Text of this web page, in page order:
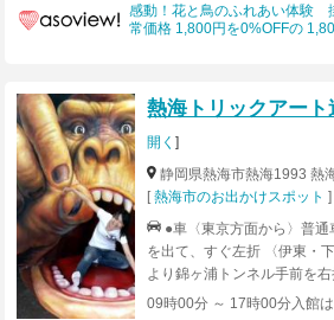
感動！花と鳥のふれあい体験
常価格 1,800円を0%OFFの
熱海トリックアート
開く]
静岡県熱海市熱海1993 熱
[熱海市のお出かけスポット ]
●車〈東京方面から〉普
を出て、すぐ左折 〈伊東・
より錦ヶ浦トンネル手前を
りタクシーで約10分●路線バ
09時00分 ～ 17時00分入館